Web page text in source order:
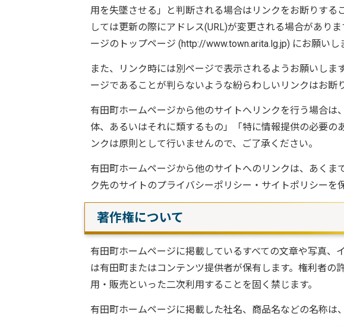
用を失墜させる」と判断される場合はリンクをお断りする
しては更新の際にアドレス(URL)が変更される場合があり
ージのトップページ (http://www.town.arita.lg.jp) にお願いし
また、リンク時には別ページで表示されるようお願いしま
ージであることが判らないような紛らわしいリンクはお断
有田町ホームページから他のサイトへリンクを行う場合は
体、あるいはそれに類するもの」「特に情報提供の必要の
ンクは原則として行いませんので、ご了承ください。
有田町ホームページから他のサイトへのリンクは、あくま
ク先のサイトのプライバシーポリシー・サイトポリシーを
著作権について
有田町ホームページに掲載しているすべての文章や写真、
は有田町またはコンテンツ提供者が保有します。権利者の
用・販売といった二次利用することを固く禁じます。
有田町ホームページに掲載した社名、商品名などの名称は